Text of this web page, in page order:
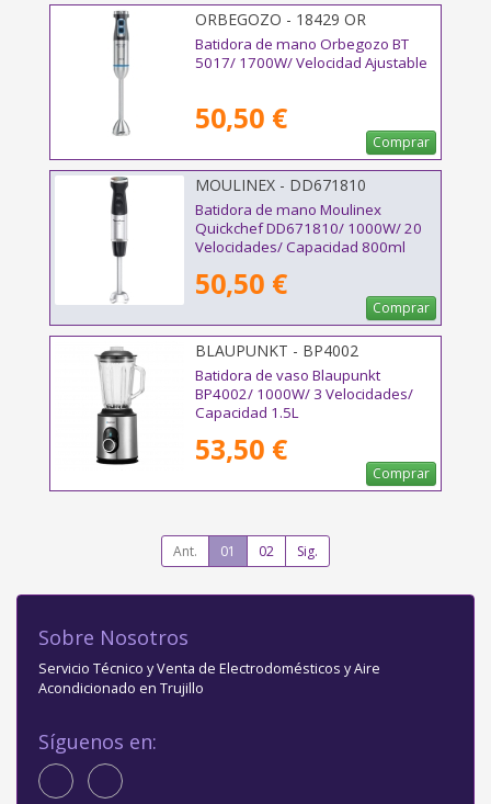
ORBEGOZO - 18429 OR
Batidora de mano Orbegozo BT
5017/ 1700W/ Velocidad Ajustable
50,50 €
Comprar
MOULINEX - DD671810
Batidora de mano Moulinex
Quickchef DD671810/ 1000W/ 20
Velocidades/ Capacidad 800ml
50,50 €
Comprar
BLAUPUNKT - BP4002
Batidora de vaso Blaupunkt
BP4002/ 1000W/ 3 Velocidades/
Capacidad 1.5L
53,50 €
Comprar
Ant. 01 02 Sig.
Sobre Nosotros
Servicio Técnico y Venta de Electrodomésticos y Aire
Acondicionado en Trujillo
Síguenos en: